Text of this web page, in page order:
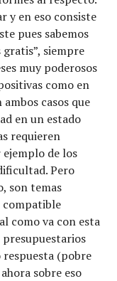
y en eso consiste
pues sabemos
gratis”, siempre
muy poderosos
como en
casos que
en un estado
requieren
de los
Pero
son temas
compatible
como va con esta
respuesta (pobre
sobre eso